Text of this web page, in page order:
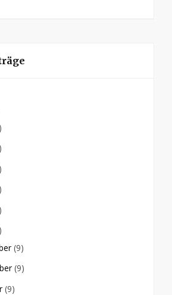
(9)
(9)
(9)